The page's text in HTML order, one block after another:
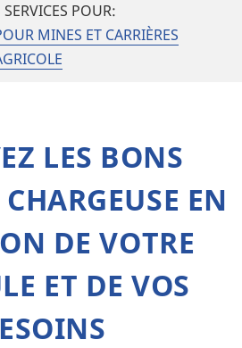
POUR:
MINES ET CARRIÈRES
LES BONS
EN
DE VOTRE
ET DE VOS